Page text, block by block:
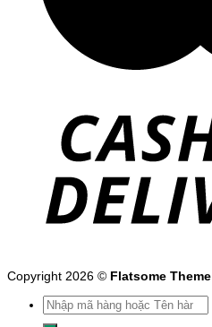
Copyright 2026 © Flatsome Theme
Tìm
kiếm: